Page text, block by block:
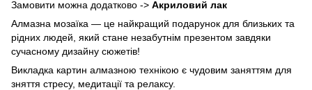
Замовити можна додатково -> Акриловий лак
Алмазна мозаїка — це найкращий подарунок для близьких та
рідних людей, який стане незабутнім презентом завдяки
сучасному дизайну сюжетів!
Викладка картин алмазною технікою є чудовим заняттям для
зняття стресу, медитації та релаксу.